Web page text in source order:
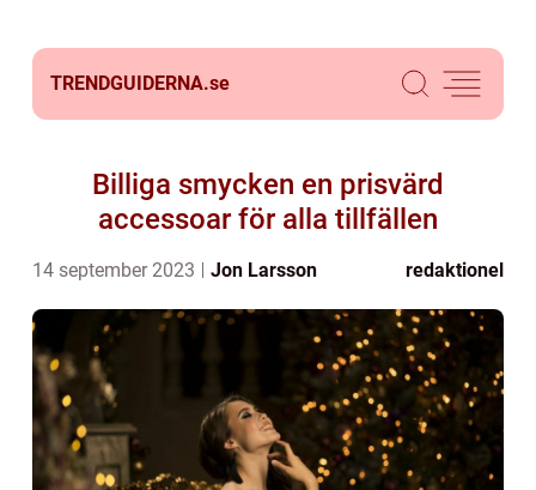
TRENDGUIDERNA.se
Billiga smycken en prisvärd
accessoar för alla tillfällen
14 september 2023 Jon Larsson redaktionel